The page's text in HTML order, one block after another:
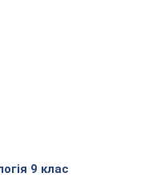
9 клас